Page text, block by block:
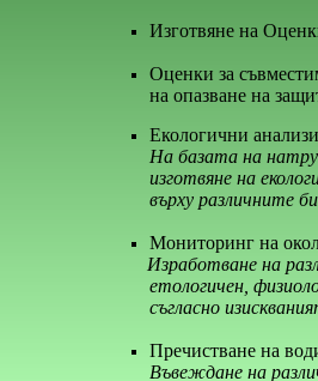
Изготвяне на
Оценки за
на опазване на
Екологични анализи
На базата на
изготвяне на
върху различните
Мониторинг на
Изработване на
етологичен,
съгласно
Пречистване на
Въвеждане на